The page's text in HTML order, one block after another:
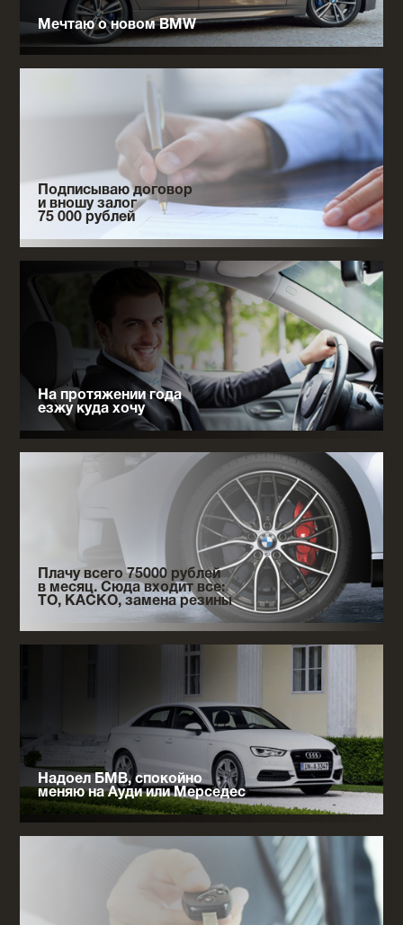
Мечтаю о новом BMW
Подписываю договор
и вношу залог
75 000 рублей
На протяжении года
езжу куда хочу
Плачу всего 75000 рублей
в месяц. Сюда входит все:
ТО, КАСКО, замена резины
Надоел БМВ, спокойно
меняю на Ауди или Мерседес